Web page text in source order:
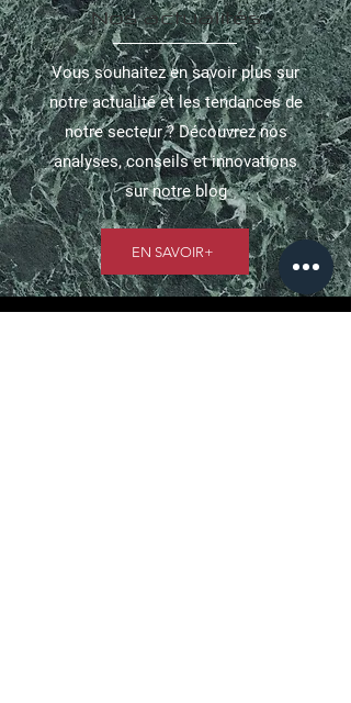
Nos actualités
Vous souhaitez en savoir plus sur
notre actualité et les tendances de
notre secteur ? Découvrez nos
analyses, conseils et innovations
sur notre blog
EN SAVOIR+